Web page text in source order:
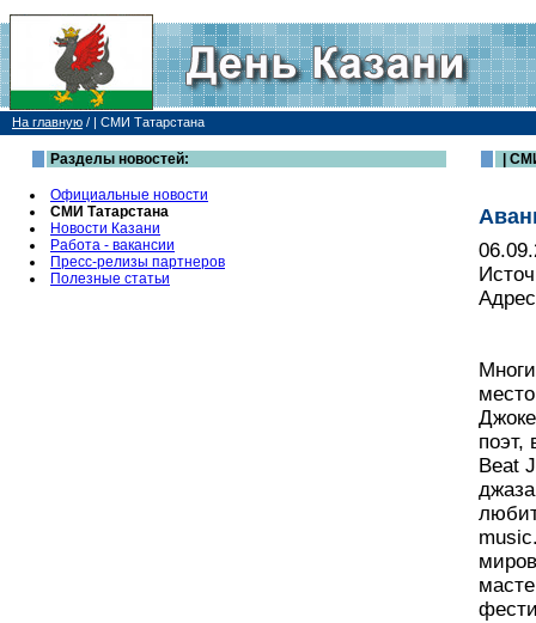
На главную / | СМИ Татарстана
Разделы новостей:
Официальные новости
СМИ Татарстана
Новости Казани
Работа - вакансии
Пресс-релизы партнеров
Полезные статьи
|
поэт,
Beat